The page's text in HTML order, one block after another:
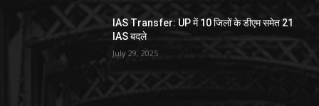
IAS Transfer: UP में 10 जिलों के डीएम समेत 21
IAS बदले
July 29, 2025